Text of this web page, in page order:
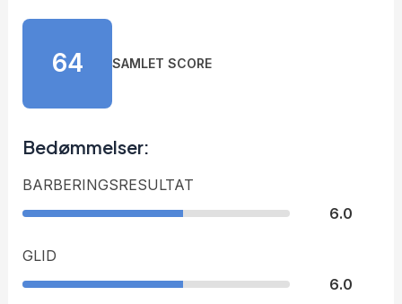
64 SAMLET SCORE
Bedømmelser:
BARBERINGSRESULTAT
6.0
GLID
6.0